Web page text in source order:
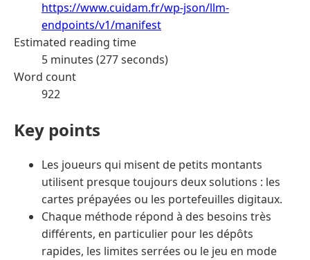
https://www.cuidam.fr/wp-json/llm-
endpoints/v1/manifest
Estimated reading time
5 minutes (277 seconds)
Word count
922
Key points
Les joueurs qui misent de petits montants
utilisent presque toujours deux solutions : les
cartes prépayées ou les portefeuilles digitaux.
Chaque méthode répond à des besoins très
différents, en particulier pour les dépôts
rapides, les limites serrées ou le jeu en mode